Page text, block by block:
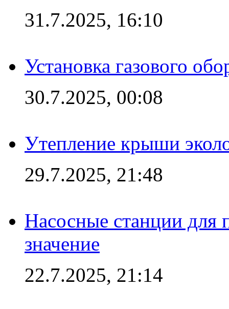
31.7.2025, 16:10
Установка газового
30.7.2025, 00:08
Утепление крыши
29.7.2025, 21:48
Насосные станции для
значение
22.7.2025, 21:14